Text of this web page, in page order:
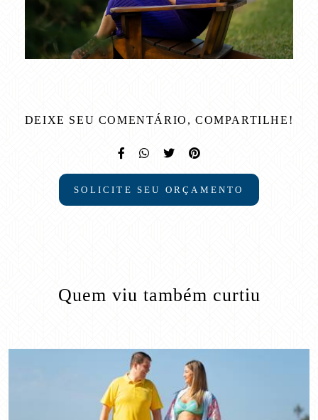
DEIXE SEU COMENTÁRIO, COMPARTILHE!
SOLICITE SEU ORÇAMENTO
Quem viu também curtiu